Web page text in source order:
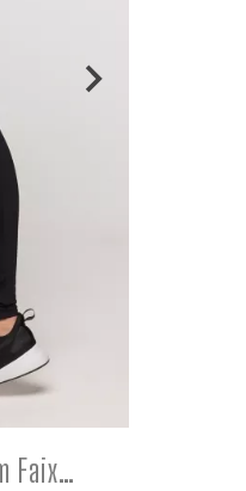
Calça Legging Poliamida com Faixas Laranja e Roxo Paris